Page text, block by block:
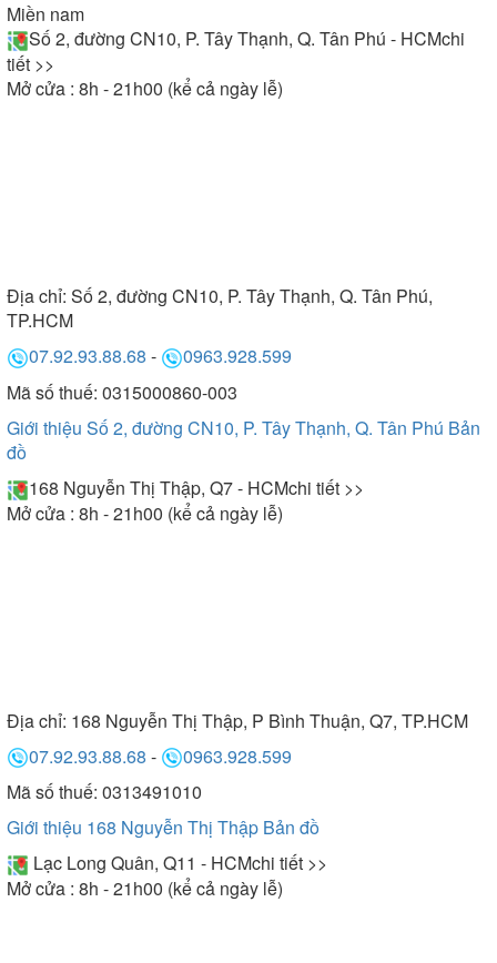
Miền nam
Số 2, đường CN10, P. Tây Thạnh, Q. Tân Phú - HCMchi
tiết >>
Mở cửa : 8h - 21h00 (kể cả ngày lễ)
Địa chỉ: Số 2, đường CN10, P. Tây Thạnh, Q. Tân Phú,
TP.HCM
07.92.93.88.68 -
0963.928.599
Mã số thuế: 0315000860-003
Giới thiệu Số 2, đường CN10, P. Tây Thạnh, Q. Tân Phú Bản
đồ
168 Nguyễn Thị Thập, Q7 - HCMchi tiết >>
Mở cửa : 8h - 21h00 (kể cả ngày lễ)
Địa chỉ: 168 Nguyễn Thị Thập, P Bình Thuận, Q7, TP.HCM
07.92.93.88.68 -
0963.928.599
Mã số thuế: 0313491010
Giới thiệu 168 Nguyễn Thị Thập Bản đồ
Lạc Long Quân, Q11 - HCMchi tiết >>
Mở cửa : 8h - 21h00 (kể cả ngày lễ)